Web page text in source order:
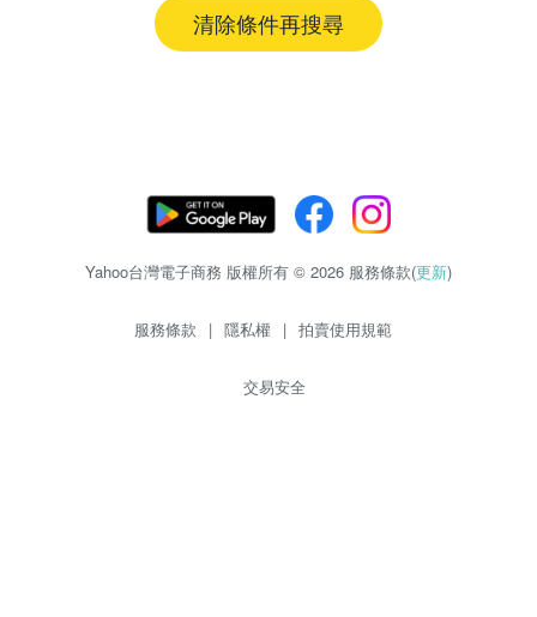
清除條件再搜尋
Yahoo台灣電子商務 版權所有 © 2026 服務條款(更新)
服務條款 | 隱私權 | 拍賣使用規範
交易安全